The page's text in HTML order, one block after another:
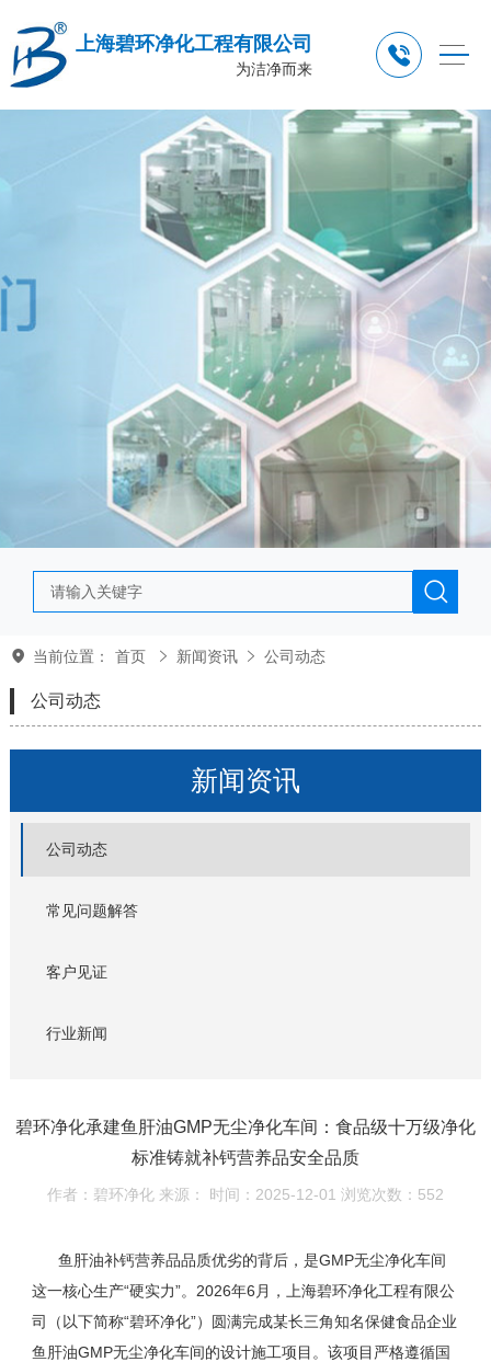
上海碧环净化工程有限公司
为洁净而来
当前位置： 首页 新闻资讯 公司动态
公司动态
新闻资讯
公司动态
常见问题解答
客户见证
行业新闻
碧环净化承建鱼肝油GMP无尘净化车间：食品级十万级净化
标准铸就补钙营养品安全品质
作者：碧环净化 来源： 时间：2025-12-01 浏览次数：552
鱼肝油补钙营养品品质优劣的背后，是GMP无尘净化车间
这一核心生产“硬实力”。 2026年6 月，上海碧环净化工程有限公
司（以下简称“碧环净化”）圆满完成某长三角知名保健食品企业
鱼肝油GMP无尘净化车间的设计施工项目。该项目严格遵循国